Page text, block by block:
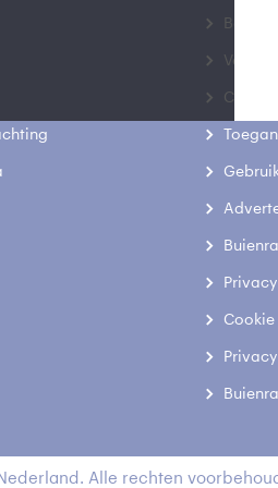
Contact
Alle rechten